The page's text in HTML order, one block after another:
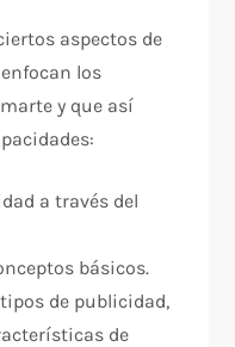
aspectos de
los
y que así
a través del
básicos.
de publicidad,
de